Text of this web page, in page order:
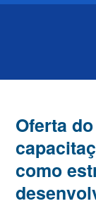
Oferta
como